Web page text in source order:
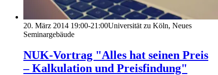
20. März 2014 19:00-21:00Universität zu Köln, Neues
Seminargebäude
NUK-Vortrag "Alles hat seinen Preis
– Kalkulation und Preisfindung"